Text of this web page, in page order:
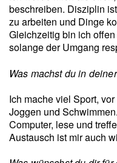
beschreiben. Disziplin
zu arbeiten und Dinge
Gleichzeitig bin ich
solange der Umgang
Was machst du in
Ich mache viel Sport,
Joggen und
Computer, lese und
Austausch ist mir auch